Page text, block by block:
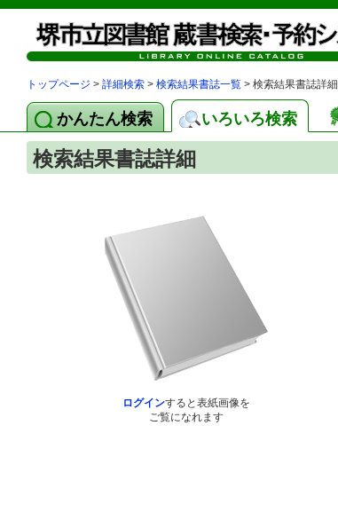
トップページ > 詳細検索 > 検索結果書誌一覧 > 検索結果書誌詳細
かんたん検索 いろいろ検索
検索結果書誌詳細
ログインすると表紙画像を
ご覧になれます